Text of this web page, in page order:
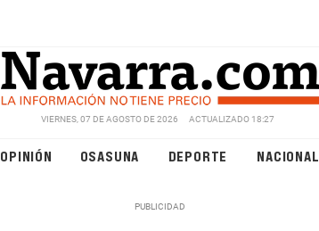
VIERNES, 07 DE AGOSTO DE 2026 ACTUALIZADO 18:27
OPINIÓN OSASUNA DEPORTE NACIONAL